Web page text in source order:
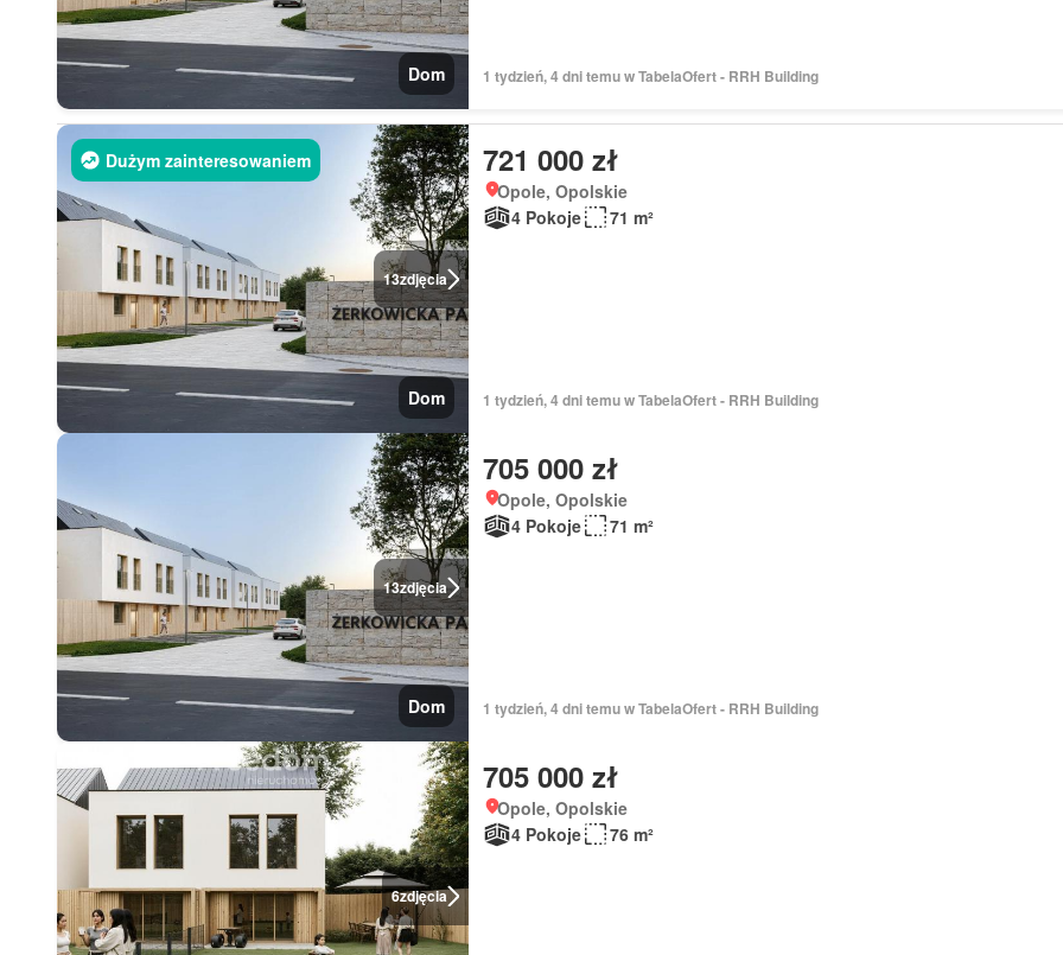
Dom 1 tydzień, 4 dni temu w TabelaOfert - RRH Building
13zdjęcia
Dużym zainteresowaniem
Dom
721 000 zł
Opole, Opolskie
4 Pokoje
71 m²
1 tydzień, 4 dni temu w TabelaOfert - RRH Building
13zdjęcia
Dom
705 000 zł
Opole, Opolskie
4 Pokoje
71 m²
1 tydzień, 4 dni temu w TabelaOfert - RRH Building
6zdjęcia
705 000 zł
Opole, Opolskie
4 Pokoje
76 m²